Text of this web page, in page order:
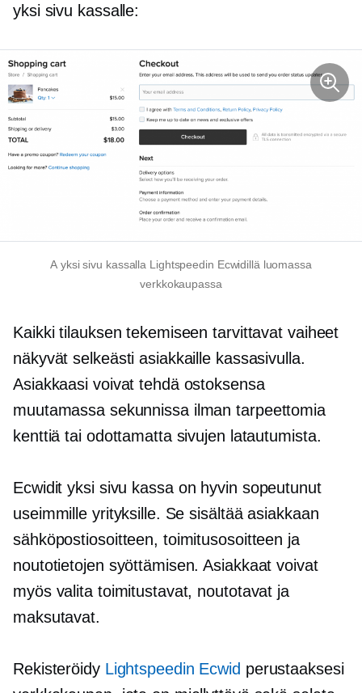
yksi sivu kassalle:
A yksi sivu kassalla Lightspeedin Ecwidillä luomassa
verkkokaupassa
Kaikki tilauksen tekemiseen tarvittavat vaiheet
näkyvät selkeästi asiakkaille kassasivulla.
Asiakkaasi voivat tehdä ostoksensa
muutamassa sekunnissa ilman tarpeettomia
kenttiä tai odottamatta sivujen latautumista.
Ecwidityksi sivu kassa on hyvin sopeutunut
useimmille yrityksille. Se sisältää asiakkaan
sähköpostiosoitteen, toimitusosoitteen ja
noutotietojen syöttämisen. Asiakkaat voivat
myös valita toimitustavat, noutotavat ja
maksutavat.
Rekisteröidy Lightspeedin Ecwid perustaaksesi